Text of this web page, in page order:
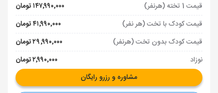
قیمت 1 تخته (هرنفر)
۱۴۷٬۹۹۰٬۰۰۰ تومان
قیمت کودک با تخت (هر نفر)
۴۱٬۹۹۰٬۰۰۰ تومان
قیمت کودک بدون تخت (هرنفر)
۲۹٬۹۹۰٬۰۰۰ تومان
نوزاد
۲٬۹۹۰٬۰۰۰ تومان
مشاوره و رزرو رایگان